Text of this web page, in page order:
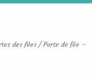
des fées / Porte de fée –